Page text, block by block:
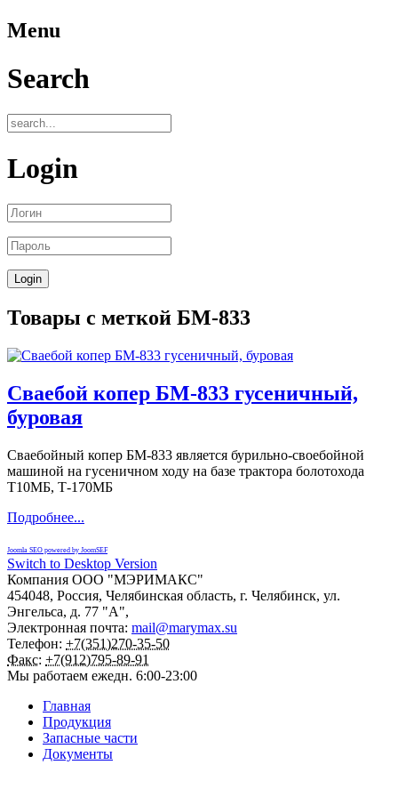
Menu
Search
Login
Товары с меткой БМ-833
Сваебой копер БМ-833 гусеничный,
буровая
Сваебойный копер БМ-833 является бурильно-своебойной
машиной на гусеничном ходу на базе трактора болотохода
Т10МБ, Т-170МБ
Подробнее...
Joomla SEO powered by JoomSEF
Switch to Desktop Version
Компания ООО "МЭРИМАКС"
454048, Россия, Челябинская область, г. Челябинск, ул.
Энгельса, д. 77 "А",
Электронная почта: mail@marymax.su
Телефон: +7(351)270-35-50
Факс: +7(912)795-89-91
Мы работаем ежедн. 6:00-23:00
Главная
Продукция
Запасные части
Документы